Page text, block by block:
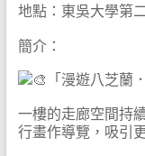
地點：東吳大學第
簡介：
「漫遊八芝蘭
一樓的走廊空間持
行畫作導覽，吸引